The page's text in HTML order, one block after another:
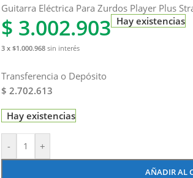
Guitarra Eléctrica Para Zurdos Player Plus
$ 3.002.903
3 x $1.000.968 sin interés
Transferencia o Depósito
$ 2.702.613
Hay existencias
Hay existencias
- +
AÑADIR AL